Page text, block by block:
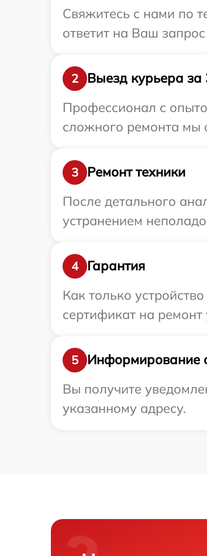
Свяжитесь с нами по
ответит на Ваш
2
Выезд курьера за
Профессионал с
сложного ремонта мы
3
Ремонт техники
После детального
устранением
4
Гарантия
Как только
сертификат на ремонт
5
Информирование
Вы получите
указанному адресу.